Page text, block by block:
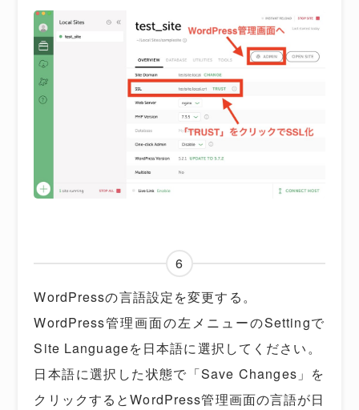
6
WordPressの言語設定を変更する。
WordPress管理画面の左メニューのSettingで
Site Languageを日本語に選択してください。
日本語に選択した状態で「Save Changes」を
クリックするとWordPress管理画面の言語が日